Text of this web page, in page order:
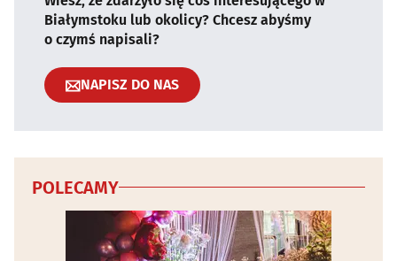
Białymstoku lub okolicy? Chcesz abyśmy
o czymś napisali?
NAPISZ DO NAS
POLECAMY